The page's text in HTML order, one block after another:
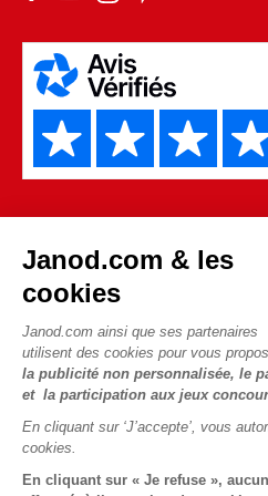
Janod.com & les
cookies
Janod.com ainsi que ses partenaires
utilisent des cookies pour vous
la publicité non personnalisée, le
et la participation aux jeux
En cliquant sur ‘J’accepte’, vous
cookies.
En cliquant sur « Je refuse »,
Copyright © 2026 Janod - Tous